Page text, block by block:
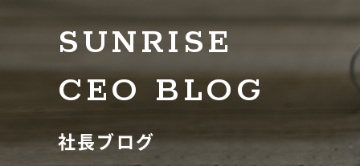
SUNRISE
CEO BLOG
社長ブログ